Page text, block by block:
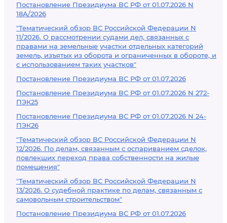
Постановление Президиума ВС РФ от 01.07.2026 N
18А/2026
"Тематический обзор ВС Российской Федерации N
11/2026. О рассмотрении судами дел, связанных с
правами на земельные участки отдельных категорий
земель, изъятых из оборота и ограниченных в обороте, и
с использованием таких участков"
Постановление Президиума ВС РФ от 01.07.2026
Постановление Президиума ВС РФ от 01.07.2026 N 272-
ПЭК25
Постановление Президиума ВС РФ от 01.07.2026 N 24-
ПЭК26
"Тематический обзор ВС Российской Федерации N
12/2026. По делам, связанным с оспариванием сделок,
повлекших переход права собственности на жилые
помещения"
"Тематический обзор ВС Российской Федерации N
13/2026. О судебной практике по делам, связанным с
самовольным строительством"
Постановление Президиума ВС РФ от 01.07.2026